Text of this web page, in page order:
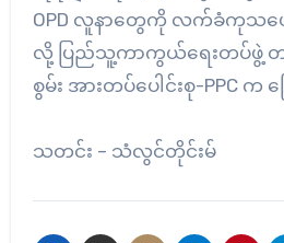
OPD လူနာတွေကို လက်ခံကုသပ
လို့ ပြည်သူ့ကာကွယ်ရေးတပ်ဖွဲ့ တ
စွမ်း အားတပ်ပေါင်းစု-PPC က
သတင်း – သံလွင်တိုင်းမ်